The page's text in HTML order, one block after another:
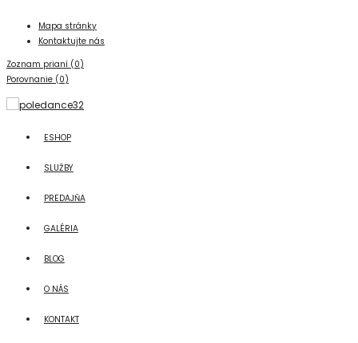
Mapa stránky
Kontaktujte nás
Zoznam prianí (0)
Porovnanie (0)
ESHOP
SLUŽBY
PREDAJŇA
GALÉRIA
BLOG
O NÁS
KONTAKT